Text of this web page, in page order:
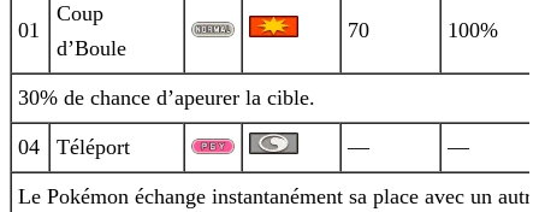
01
Coup
d’Boule
70 100%
30% de chance d’apeurer la cible.
04 Téléport — —
Le Pokémon échange instantanément sa place avec un